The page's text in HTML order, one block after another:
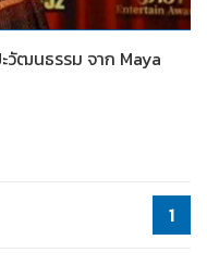
วัฒนธรรม จาก Maya
1